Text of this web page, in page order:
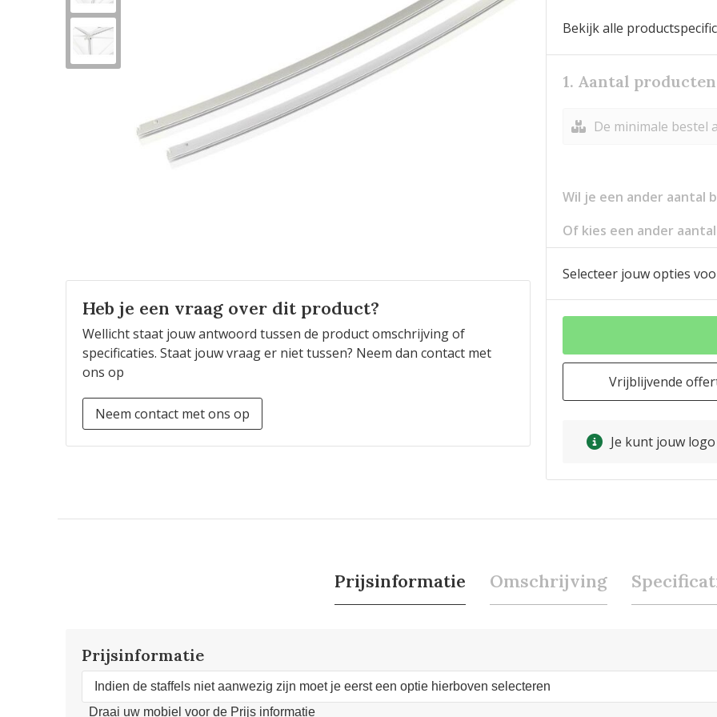
Heb je een vraag over dit product?
Wellicht staat jouw antwoord tussen de product omschrijving of
specificaties. Staat jouw vraag er niet tussen? Neem dan contact met
ons op
Neem contact met ons op
Bekijk alle
1. Aantal producten
De minimale bestel
Wil je een ander aantal
Of kies een ander
Selecteer jouw opties
Vrijblijvende
Je kunt jouw
Prijsinformatie Omschrijving
Prijsinformatie
Indien de staffels niet aanwezig zijn moet je eerst een optie hierboven selecteren
Draai uw mobiel voor de Prijs informatie